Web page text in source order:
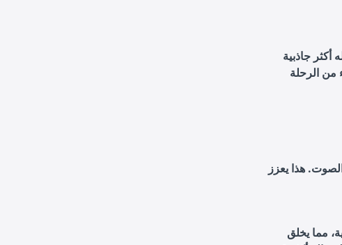
جاذبية
من الرحلة
هذا يعزز
مما يخلق